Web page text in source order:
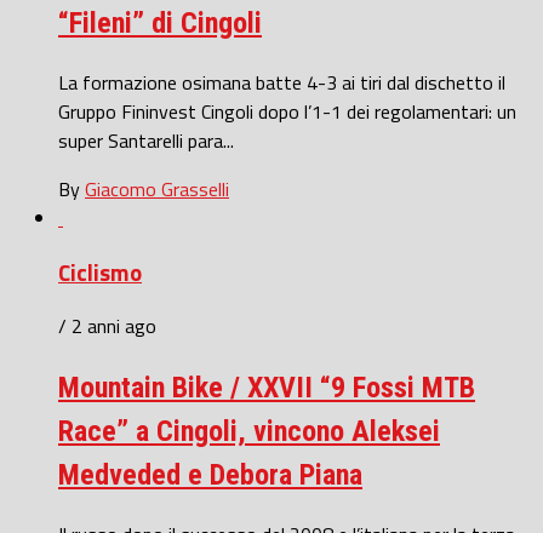
“Fileni” di Cingoli
La formazione osimana batte 4-3 ai tiri dal dischetto il
Gruppo Fininvest Cingoli dopo l’1-1 dei regolamentari: un
super Santarelli para...
ByGiacomo Grasselli
Ciclismo
/ 2 anni ago
Mountain Bike / XXVII “9 Fossi MTB
Race” a Cingoli, vincono Aleksei
Medveded e Debora Piana